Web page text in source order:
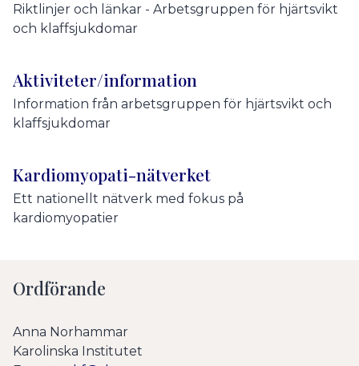
Riktlinjer och länkar - Arbetsgruppen för hjärtsvikt
och klaffsjukdomar
Aktiviteter/information
Information från arbetsgruppen för hjärtsvikt och
klaffsjukdomar
Kardiomyopati-nätverket
Ett nationellt nätverk med fokus på
kardiomyopatier
Ordförande
Anna Norhammar
Karolinska Institutet